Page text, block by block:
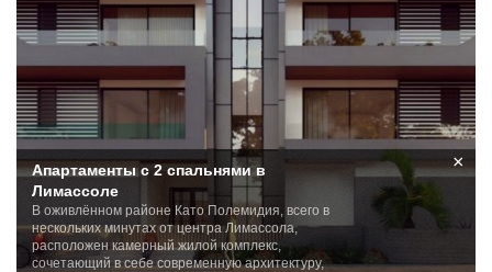
Апартаменты с 2 спальнями в
Лимассоле
В оживлённом районе Като Полемидия, всего в
нескольких минутах от центра Лимассола,
расположен камерный жилой комплекс,
сочетающий в себе современную архитектуру,
×